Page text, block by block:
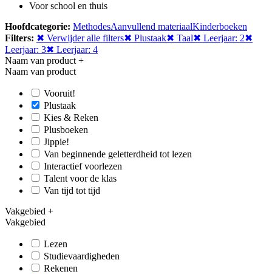
Voor school en thuis
Hoofdcategorie: MethodesAanvullend materiaalKinderboeken
Filters: ✖ Verwijder alle filters✖ Plustaak✖ Taal✖ Leerjaar: 2✖
Leerjaar: 3✖ Leerjaar: 4
Naam van product +
Naam van product
Vooruit!
Plustaak
Kies & Reken
Plusboeken
Jippie!
Van beginnende geletterdheid tot lezen
Interactief voorlezen
Talent voor de klas
Van tijd tot tijd
Vakgebied +
Vakgebied
Lezen
Studievaardigheden
Rekenen